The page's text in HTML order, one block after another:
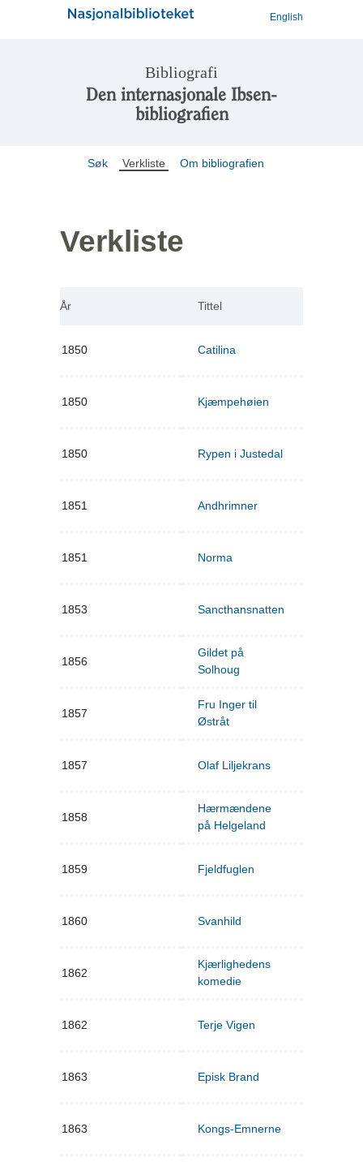
English
Bibliografi
Den internasjonale Ibsen-
bibliografien
Søk Verkliste Om bibliografien
Verkliste
År Tittel
1850 Catilina
1850 Kjæmpehøien
1850 Rypen i Justedal
1851 Andhrimner
1851 Norma
1853 Sancthansnatten
1856
Gildet på
Solhoug
1857
Fru Inger til
Østråt
1857 Olaf Liljekrans
1858
Hærmændene
på Helgeland
1859 Fjeldfuglen
1860 Svanhild
1862
Kjærlighedens
komedie
1862 Terje Vigen
1863 Episk Brand
1863 Kongs-Emnerne